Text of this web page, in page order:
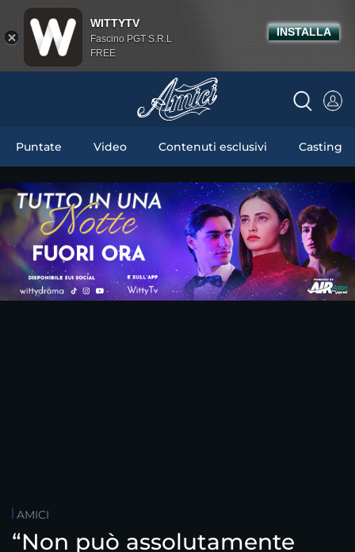
Puntate Video Contenuti esclusivi Casting
AMICI
“Non può assolutamente
WITTYTV
Fascino PGT S.R.L
FREE
INSTALLA